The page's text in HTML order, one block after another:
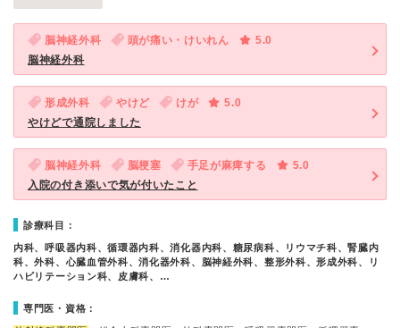
脳神経外科 頭が痛い・けいれん
5.0
脳神経外科
形成外科 やけど けが
5.0
やけどで通院しました
脳神経外科 脳梗塞 手足が麻痺する
5.0
入院の付き添いで気が付いたこと
診療科目：
内科、呼吸器内科、循環器内科、消化器内科、糖尿病科、リウマチ科、腎臓内
科、外科、心臓血管外科、消化器外科、脳神経外科、整形外科、形成外科、リ
ハビリテーション科、皮膚科、…
専門医・資格：